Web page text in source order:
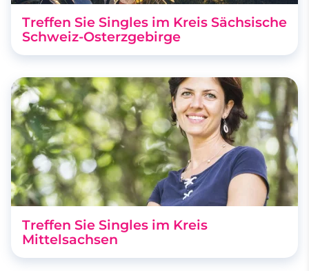
Treffen Sie Singles im Kreis Sächsische
Schweiz-Osterzgebirge
Treffen Sie Singles im Kreis
Mittelsachsen